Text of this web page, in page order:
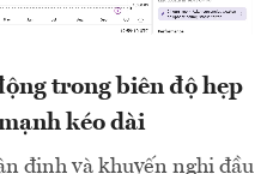
trong biên độ hẹp
kéo dài
định và khuyến nghị đầu